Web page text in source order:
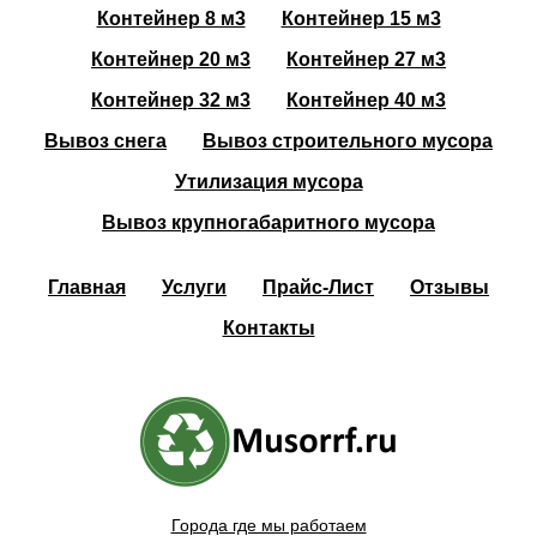
Контейнер 8 м3
Контейнер 15 м3
Контейнер 20 м3
Контейнер 27 м3
Контейнер 32 м3
Контейнер 40 м3
Вывоз снега
Вывоз строительного мусора
Утилизация мусора
Вывоз крупногабаритного мусора
Главная Услуги Прайс-Лист
Отзывы
Контакты
Города где мы работаем